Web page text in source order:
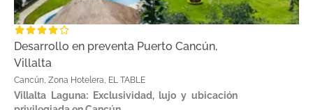
Desarrollo en preventa Puerto Cancún,
Villalta
Cancún, Zona Hotelera, EL TABLE
Villalta Laguna: Exclusividad, lujo y ubicación